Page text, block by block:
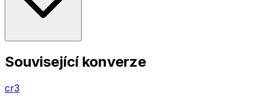
Související konverze
cr3